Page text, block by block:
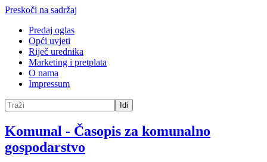
Preskoči na sadržaj
Predaj oglas
Opći uvjeti
Riječ urednika
Marketing i pretplata
O nama
Impressum
Idi
Komunal - Časopis za komunalno
gospodarstvo